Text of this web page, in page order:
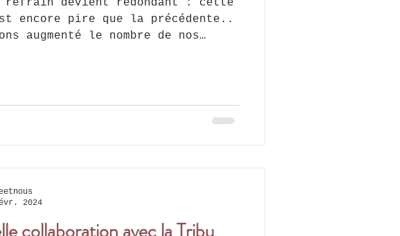
encore pire que la précédente..
augmenté le nombre de nos
2024